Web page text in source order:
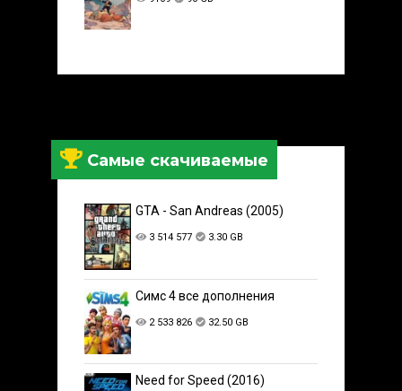
Самые скачиваемые
GTA - San Andreas (2005)
3 514 577 3.30 GB
Симс 4 все дополнения
2 533 826 32.50 GB
Need for Speed (2016)